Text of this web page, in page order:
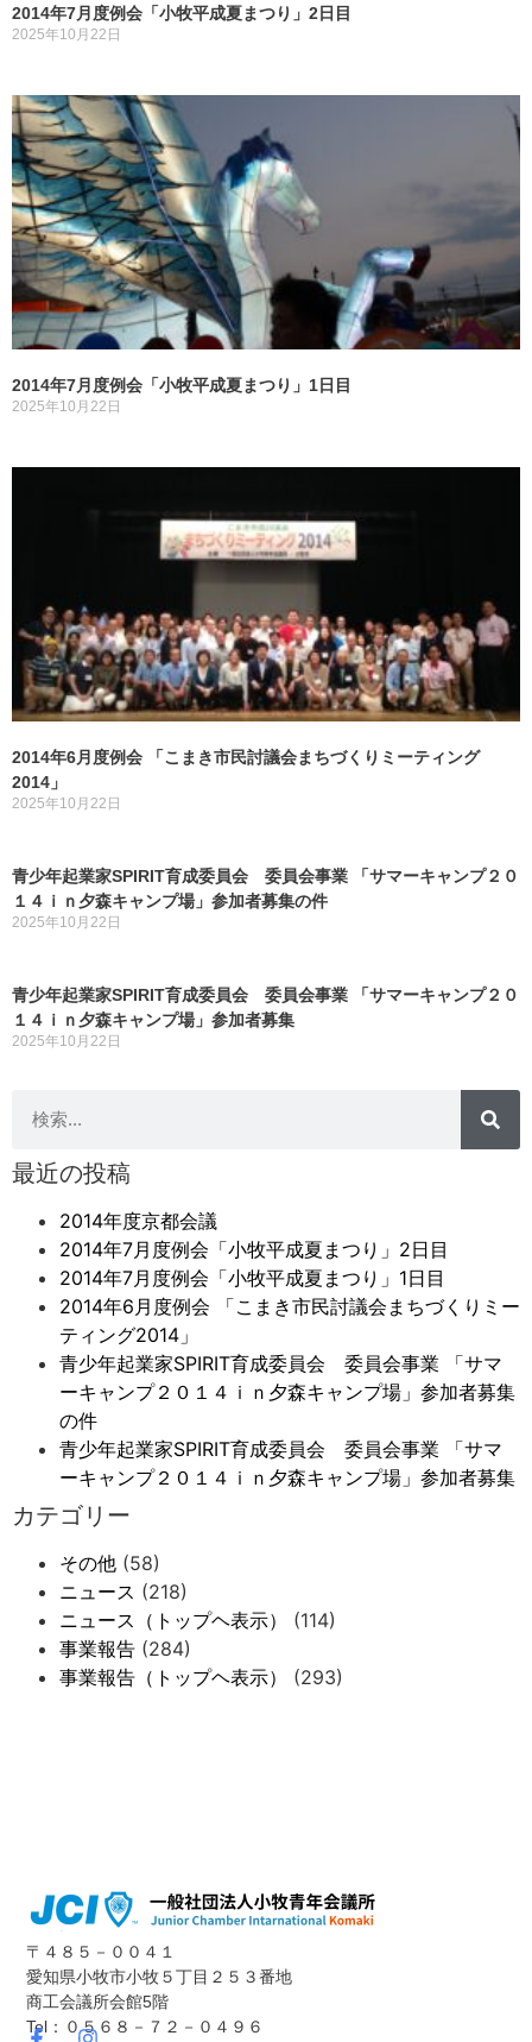
2014年7月度例会「小牧平成夏まつり」2日目
2025年10月22日
2014年7月度例会「小牧平成夏まつり」1日目
2025年10月22日
2014年6月度例会 「こまき市民討議会まちづくりミーティング
2014」
2025年10月22日
青少年起業家SPIRIT育成委員会 委員会事業 「サマーキャンプ２０
１４ｉｎ夕森キャンプ場」参加者募集の件
2025年10月22日
青少年起業家SPIRIT育成委員会 委員会事業 「サマーキャンプ２０
１４ｉｎ夕森キャンプ場」参加者募集
2025年10月22日
最近の投稿
2014年度京都会議
2014年7月度例会「小牧平成夏まつり」2日目
2014年7月度例会「小牧平成夏まつり」1日目
2014年6月度例会 「こまき市民討議会まちづくりミー
ティング2014」
青少年起業家SPIRIT育成委員会 委員会事業 「サマ
ーキャンプ２０１４ｉｎ夕森キャンプ場」参加者募集
の件
青少年起業家SPIRIT育成委員会 委員会事業 「サマ
ーキャンプ２０１４ｉｎ夕森キャンプ場」参加者募集
カテゴリー
その他 (58)
ニュース (218)
ニュース（トップヘ表示）
(114)
事業報告 (284)
事業報告（トップヘ表示）
(293)
〒４８５－００４１
愛知県小牧市小牧５丁目２５３番地
商工会議所会館5階
Tel：０５６８－７２－０４９６